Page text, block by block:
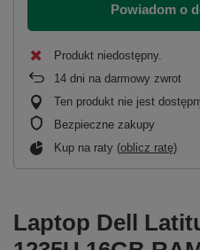
Powiadom o
Produkt niedostępny
14 dni na darmowy zwrot
Ten produkt nie jest
Bezpieczne zakupy
Kup na raty (oblicz ratę)
Laptop Dell